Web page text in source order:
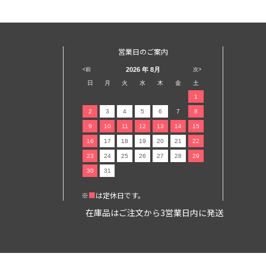
営業日のご案内
<前 次>
2026 年 8月
日 月 火 水 木 金 土
1
2 3 4 5 6 7 8
9 10 11 12 13 14 15
16 17 18 19 20 21 22
23 24 25 26 27 28 29
30 31
※■は定休日です。
在庫品はご注文から3営業日内に発送